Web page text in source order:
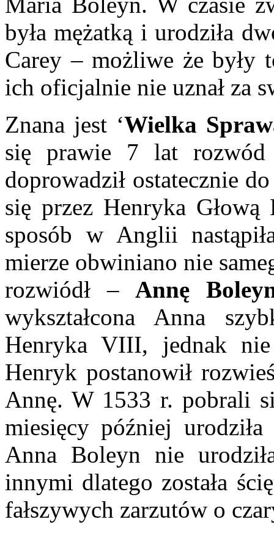
była mężatką i urodziła
Carey – możliwe że były
ich oficjalnie nie uznał za
Znana jest ‘Wielka
się prawie 7 lat rozwód
doprowadził ostatecznie
się przez Henryka
sposób w Anglii
mierze obwiniano nie
rozwiódł –Annę
wykształcona Anna
Henryka VIII, jednak nie
Henryk postanowił
Annę. W 1533 r. pobrali
miesięcy później
Anna Boleyn nie
innymi dlatego została
fałszywych zarzutów o